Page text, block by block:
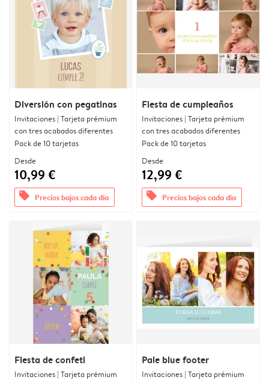
Diversión con pegatinas
Invitaciones | Tarjeta prémium
con tres acabados diferentes
Pack de 10 tarjetas
Desde
10,99 €
offers Precios bajos cada día
Fiesta de cumpleaños
Invitaciones | Tarjeta prémium
con tres acabados diferentes
Pack de 10 tarjetas
Desde
12,99 €
offers Precios bajos cada día
Fiesta de confeti
Invitaciones | Tarjeta prémium
Pale blue footer
Invitaciones | Tarjeta prémium